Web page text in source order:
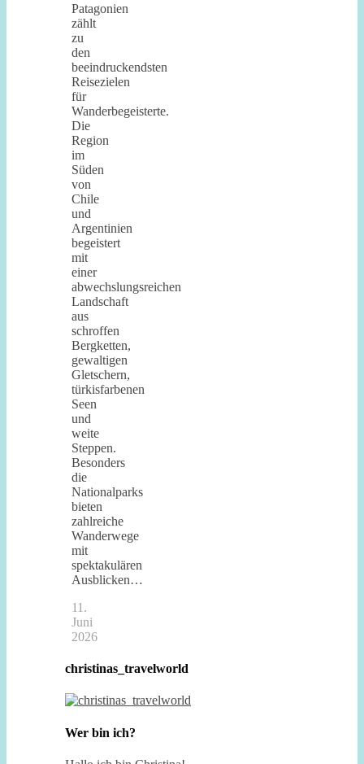
Patagonien
zählt
zu
den
beeindruckendsten
Reisezielen
für
Wanderbegeisterte.
Die
Region
im
Süden
von
Chile
und
Argentinien
begeistert
mit
einer
abwechslungsreichen
Landschaft
aus
schroffen
Bergketten,
gewaltigen
Gletschern,
türkisfarbenen
Seen
und
weite
Steppen.
Besonders
die
Nationalparks
bieten
zahlreiche
Wanderwege
mit
spektakulären
Ausblicken…
11.
Juni
2026
christinas_travelworld
Wer bin ich?